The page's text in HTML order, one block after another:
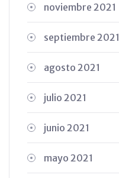
noviembre 2021
septiembre 2021
agosto 2021
julio 2021
junio 2021
mayo 2021